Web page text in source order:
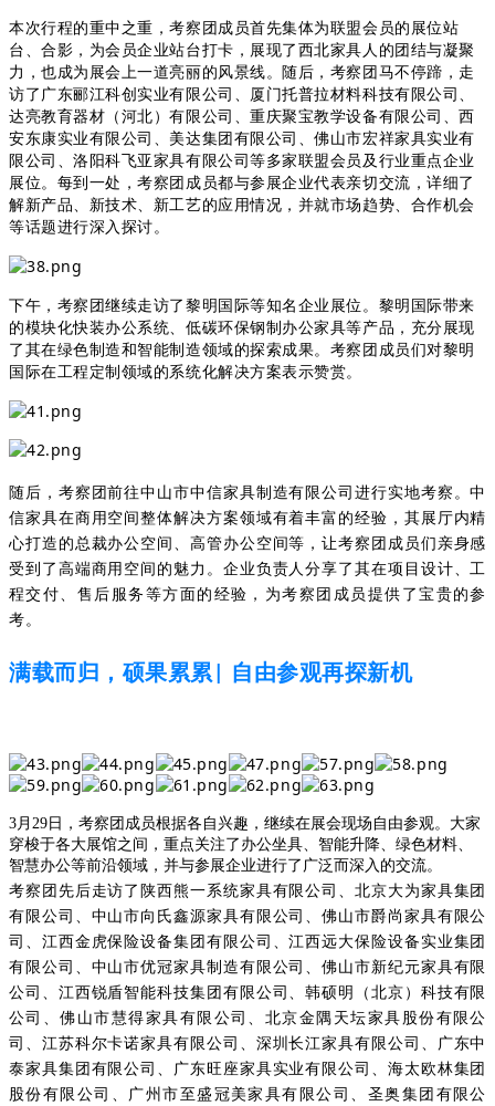
本次行程的重中之重，考察团成员首先集体为联盟会员的展位站
台、合影，为会员企业站台打卡，展现了西北家具人的团结与凝聚
力，也成为展会上一道亮丽的风景线。随后，考察团马不停蹄，走
访了广东郦江科创实业有限公司、厦门托普拉材料科技有限公司、
达亮教育器材（河北）有限公司、重庆聚宝教学设备有限公司、西
安东康实业有限公司、美达集团有限公司、佛山市宏祥家具实业有
限公司、洛阳科飞亚家具有限公司等多家联盟会员及行业重点企业
展位。每到一处，考察团成员都与参展企业代表亲切交流，详细了
解新产品、新技术、新工艺的应用情况，并就市场趋势、合作机会
等话题进行深入探讨。
下午，考察团继续走访了黎明国际等知名企业展位。黎明国际带来
的模块化快装办公系统、低碳环保钢制办公家具等产品，充分展现
了其在绿色制造和智能制造领域的探索成果。考察团成员们对黎明
国际在工程定制领域的系统化解决方案表示赞赏。
随后，考察团前往中山市中信家具制造有限公司进行实地考察。中
信家具在商用空间整体解决方案领域有着丰富的经验，其展厅内精
心打造的总裁办公空间、高管办公空间等，让考察团成员们亲身感
受到了高端商用空间的魅力。企业负责人分享了其在项目设计、工
程交付、售后服务等方面的经验，为考察团成员提供了宝贵的参
考。
满载而归，硕果累累| 自由参观再探新机
3月29日，考察团成员根据各自兴趣，继续在展会现场自由参观。大家
穿梭于各大展馆之间，重点关注了办公坐具、智能升降、绿色材料、
智慧办公等前沿领域，并与参展企业进行了广泛而深入的交流。
考察团先后走访了陕西熊一系统家具有限公司、北京大为家具集团
有限公司、中山市向氏鑫源家具有限公司、佛山市爵尚家具有限公
司、江西金虎保险设备集团有限公司、江西远大保险设备实业集团
有限公司、中山市优冠家具制造有限公司、佛山市新纪元家具有限
公司、江西锐盾智能科技集团有限公司、韩硕明（北京）科技有限
公司、佛山市慧得家具有限公司、北京金隅天坛家具股份有限公
司、江苏科尔卡诺家具有限公司、深圳长江家具有限公司、广东中
泰家具集团有限公司、广东旺座家具实业有限公司、海太欧林集团
股份有限公司、广州市至盛冠美家具有限公司、圣奥集团有限公